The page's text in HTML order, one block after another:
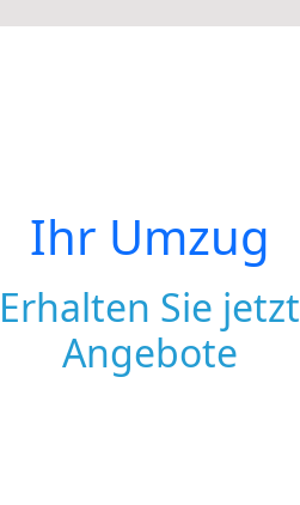
Ihr Umzug
Erhalten Sie jetzt
Angebote